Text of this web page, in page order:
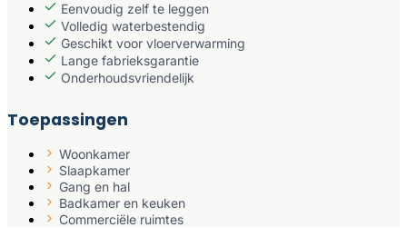
Eenvoudig zelf te leggen
Volledig waterbestendig
Geschikt voor vloerverwarming
Lange fabrieksgarantie
Onderhoudsvriendelijk
Toepassingen
Woonkamer
Slaapkamer
Gang en hal
Badkamer en keuken
Commerciële ruimtes